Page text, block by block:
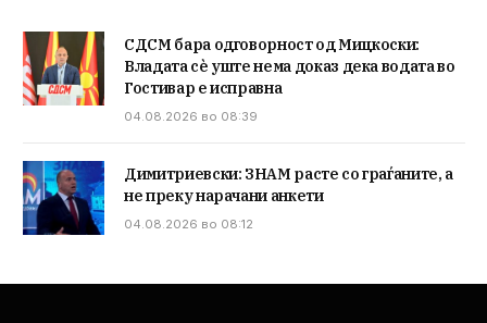
СДСМ бара одговорност од Мицкоски:
Владата сè уште нема доказ дека водата во
Гостивар е исправна
04.08.2026 во 08:39
Димитриевски: ЗНАМ расте со граѓаните, а
не преку нарачани анкети
04.08.2026 во 08:12